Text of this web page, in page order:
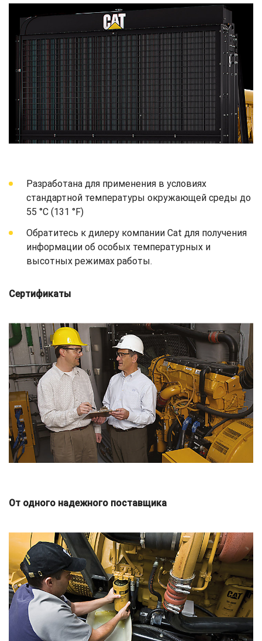
Разработана для применения в условиях
стандартной температуры окружающей среды до
55 °C (131 °F)
Обратитесь к дилеру компании Cat для получения
информации об особых температурных и
высотных режимах работы.
Сертификаты
От одного надежного поставщика